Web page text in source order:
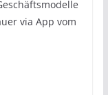
via App vom